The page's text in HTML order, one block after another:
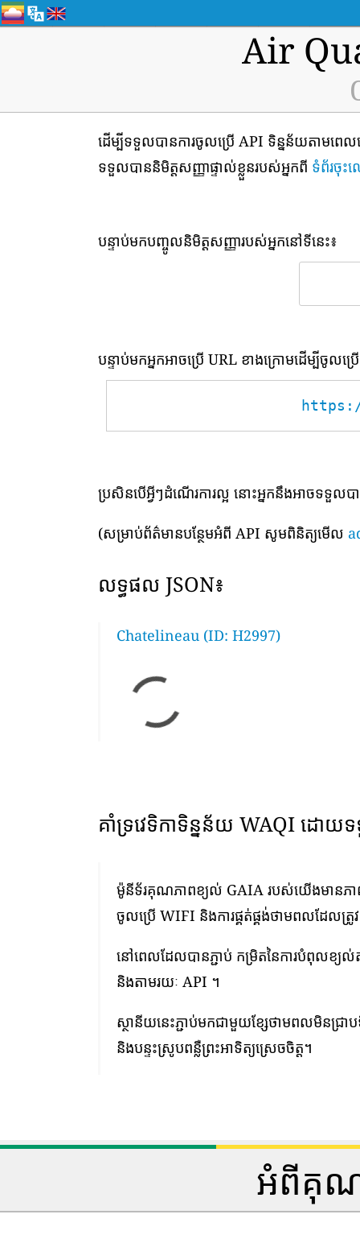
Air
ដើម្បីទទួលបានការចូលប្រើ API ទិន្នន័យតាមពេ
ទទួលបាននិមិត្តសញ្ញាផ្ទាល់ខ្លួនរបស់អ្នកពី ទំព័រចុះ
បន្ទាប់មកបញ្ចូលនិមិត្តសញ្ញារបស់អ្នកនៅទីនេះ៖
បន្ទាប់មកអ្នកអាចប្រើ URL ខាងក្រោមដើម្បីចូលប្
https://
ប្រសិនបើអ្វីៗដំណើរការល្អ នោះអ្នកនឹងអាចទទួ
(សម្រាប់ព័ត៌មានបន្ថែមអំពី API សូមពិនិត្យមើល
លទ្ធផល JSON៖
Chatelineau (ID: H2997)
គាំទ្រវេទិកាទិន្នន័យ WAQI ដោ
ម៉ូនីទ័រគុណភាពខ្យល់ GAIA របស់យើងមានភាព
ចូលប្រើ WIFI និងការផ្គត់ផ្គង់ថាមពលដែលត្រូ
នៅពេលដែលបានភ្ជាប់ កម្រិតនៃការបំពុលខ្យល់
និងតាមរយៈ API ។
ស្ថានីយនេះភ្ជាប់មកជាមួយខ្សែថាមពលមិនជ្រា
និងបន្ទះស្រូបពន្លឺព្រះអាទិត្យស្រេចចិត្ត។
អំពីគុណ